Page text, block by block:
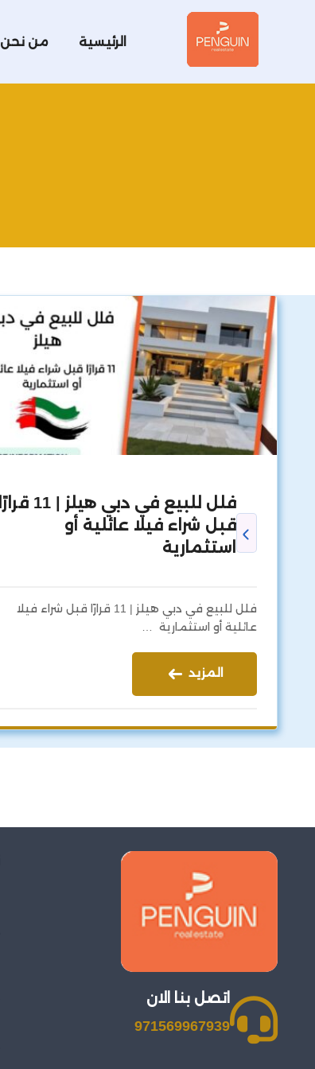
الرئيسية من نحن
فلل للبيع في دبي هيلز | 11 قرارًا
قبل شراء فيلا عائلية أو
استثمارية
فلل للبيع في دبي هيلز | 11 قرارًا قبل شراء فيلا
عائلية أو استثمارية …
المزيد
اتصل بنا الان
971569967939